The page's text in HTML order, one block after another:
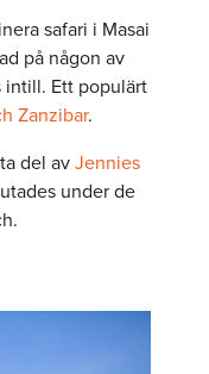
safari i Masai
på någon av
intill. Ett populärt
Zanzibar.
del avJennies
under de